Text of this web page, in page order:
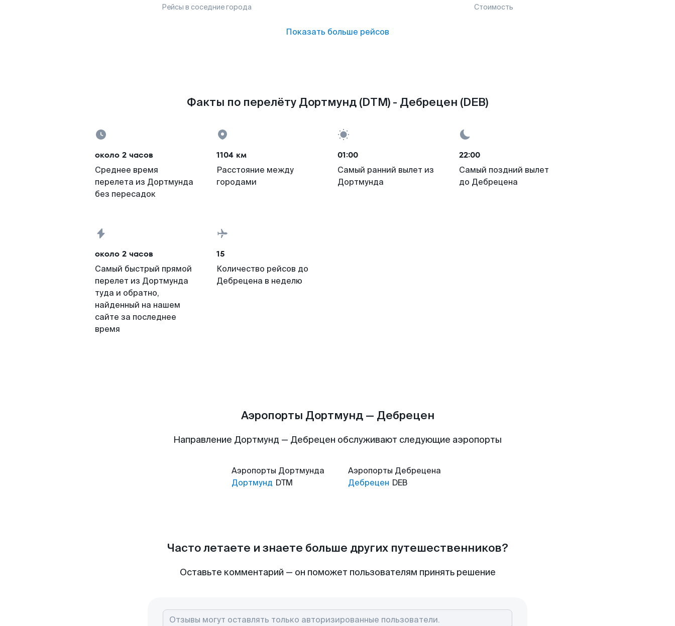
Рейсы в соседние города Стоимость
Показать больше рейсов
Факты по перелёту Дортмунд (DTM) - Дебрецен (DEB)
около 2 часов
Среднее время
перелета из Дортмунда
без пересадок
1104 км
Расстояние между
городами
01:00
Самый ранний вылет из
Дортмунда
22:00
Самый поздний вылет
до Дебрецена
около 2 часов
Самый быстрый прямой
перелет из Дортмунда
туда и обратно,
найденный на нашем
сайте за последнее
время
15
Количество рейсов до
Дебрецена в неделю
Аэропорты Дортмунд — Дебрецен
Направление Дортмунд — Дебрецен обслуживают следующие аэропорты
Аэропорты Дортмунда
Дортмунд DTM
Аэропорты Дебрецена
Дебрецен DEB
Часто летаете и знаете больше других путешественников?
Оставьте комментарий — он поможет пользователям принять решение